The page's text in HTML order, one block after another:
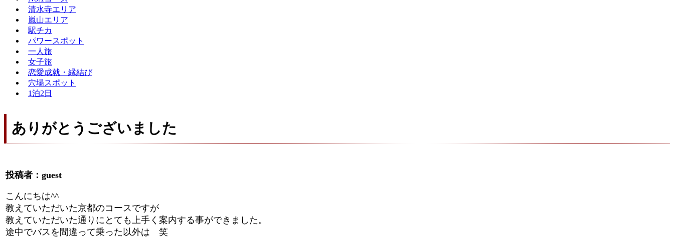
清水寺エリア
嵐山エリア
駅チカ
パワースポット
一人旅
女子旅
恋愛成就・縁結び
穴場スポット
1泊2日
ありがとうございました
投稿者：guest
こんにちは^^
教えていただいた京都のコースですが
教えていただいた通りにとても上手く案内する事ができました。
途中でバスを間違って乗った以外は 笑